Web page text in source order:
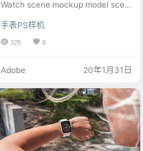
Watch scene mockup model scen
手表PS样机
325 0
Adobe 20年1月31日